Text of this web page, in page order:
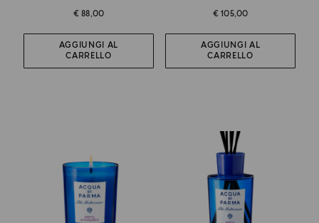
€ 88,00
AGGIUNGI AL
CARRELLO
€ 105,00
AGGIUNGI AL
CARRELLO